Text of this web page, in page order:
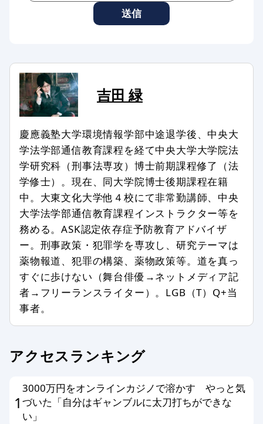
したコメントはAddiction Reportの記
事やサービスに転載、利用する場合が
ッフの判断で修正したり、全部、また
は一部を非掲載とさせていただいたり
する場合もあります。
次のようなコメントは非掲載、または
削除します。
記事との関係が認められない場合
特定の個人、組織を誹謗中傷し、名誉
を傷つける内容を含む場合
第三者の著作権などを侵害する内容を
含む場合
特定の企業や団体、商品の宣伝、販売
促進を主な目的とする場合
事実に反した情報や誤解させる内容を
書いている場合
含む場合
メールアドレス、他サイトへのリンク
その他、編集スタッフが不適切と判断
した場合
送信
吉田 緑
慶應義塾大学環境情報学部中途退学後、中央大
学法学部通信教育課程を経て中央大学大学院法
学研究科（刑事法専攻）博士前期課程修了（法
学修士）。現在、同大学院博士後期課程在籍
中。大東文化大学他４校にて非常勤講師、中央
大学法学部通信教育課程インストラクター等を
務める。ASK認定依存症予防教育アドバイザ
ー。刑事政策・犯罪学を専攻し、研究テーマは
薬物報道、犯罪の構築、薬物政策等。道を真っ
すぐに歩けない（舞台俳優→ネットメディア記
者→フリーランスライター）。LGB（T）Q+当
事者。
アクセスランキング
1
3000万円をオンラインカジノで溶かす やっと気
づいた「自分はギャンブルに太刀打ちができな
い」